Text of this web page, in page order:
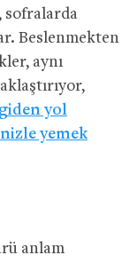
sofralarda
Beslenmekten
aynı
yol
yemek
anlam